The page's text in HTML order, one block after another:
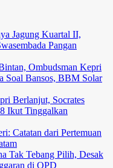
Jagung Kuartal II,
Pangan
Ombudsman Kepri
Soal Bansos, BBM Solar
Berlanjut, Socrates
Ikut Tinggalkan
Catatan dari Pertemuan
Tak Tebang Pilih, Desak
di OPD